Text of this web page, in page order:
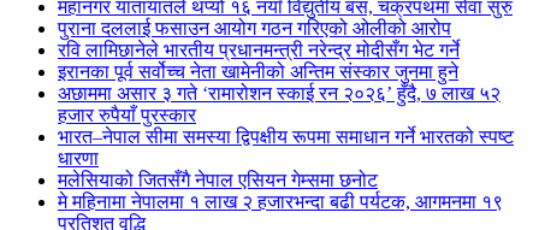
महानगर यातायातले थप्यो १६ नयाँ विद्युतीय बस, चक्रपथमा सेवा सुरु
पुराना दललाई फसाउन आयोग गठन गरिएको ओलीको आरोप
रवि लामिछानेले भारतीय प्रधानमन्त्री नरेन्द्र मोदीसँग भेट गर्ने
इरानका पूर्व सर्वोच्च नेता खामेनीको अन्तिम संस्कार जुनमा हुने
अछाममा असार ३ गते ‘रामारोशन स्काई रन २०२६’ हुँदै, ७ लाख ५२
हजार रुपैयाँ पुरस्कार
भारत–नेपाल सीमा समस्या द्विपक्षीय रूपमा समाधान गर्ने भारतको स्पष्ट
धारणा
मलेसियाको जितसँगै नेपाल एसियन गेम्समा छनोट
मे महिनामा नेपालमा १ लाख २ हजारभन्दा बढी पर्यटक, आगमनमा १९
प्रतिशत वृद्धि